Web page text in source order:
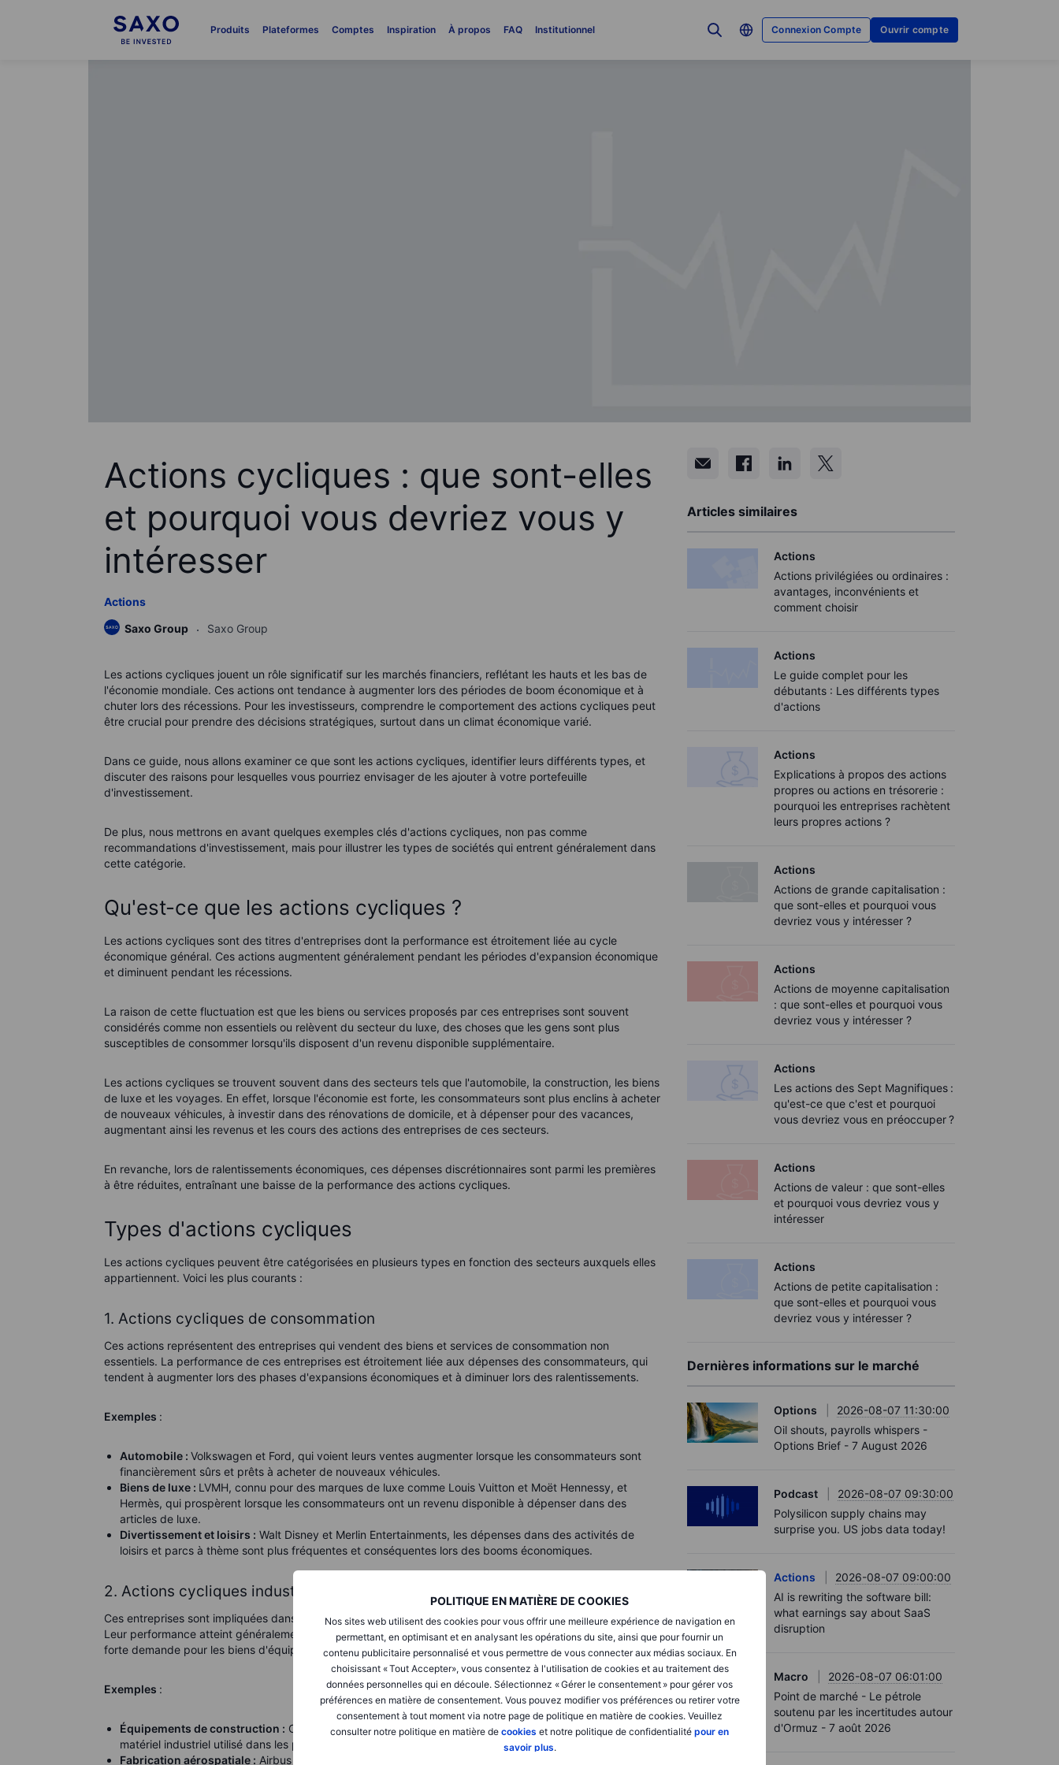
Produits Plateformes Comptes Inspiration À propos FAQ Institutionnel Connexion Compte Ouvrir compte
POLITIQUE EN MATIÈRE DE COOKIES
Nos sites web utilisent des cookies pour vous offrir une meilleure expérience de navigation en
permettant, en optimisant et en analysant les opérations du site, ainsi que pour fournir un
contenu publicitaire personnalisé et vous permettre de vous connecter aux médias sociaux. En
choisissant « Tout Accepter», vous consentez à l'utilisation de cookies et au traitement des
données personnelles qui en découle. Sélectionnez « Gérer le consentement » pour gérer vos
préférences en matière de consentement. Vous pouvez modifier vos préférences ou retirer votre
consentement à tout moment via notre page de politique en matière de cookies. Veuillez
consulter notre politique en matière de cookies et notre politique de confidentialité pour en
savoir plus.
Actions cycliques : que sont-elles
et pourquoi vous devriez vous y
intéresser
Actions
Saxo Group
Saxo Group
Les actions cycliques jouent un rôle significatif sur les marchés financiers, reflétant les hauts et les bas de
l'économie mondiale. Ces actions ont tendance à augmenter lors des périodes de boom économique et à
chuter lors des récessions. Pour les investisseurs, comprendre le comportement des actions cycliques peut
être crucial pour prendre des décisions stratégiques, surtout dans un climat économique varié.
Dans ce guide, nous allons examiner ce que sont les actions cycliques, identifier leurs différents types, et
discuter des raisons pour lesquelles vous pourriez envisager de les ajouter à votre portefeuille
d'investissement.
De plus, nous mettrons en avant quelques exemples clés d'actions cycliques, non pas comme
recommandations d'investissement, mais pour illustrer les types de sociétés qui entrent généralement dans
cette catégorie.
Qu'est-ce que les actions cycliques ?
Les actions cycliques sont des titres d'entreprises dont la performance est étroitement liée au cycle
économique général. Ces actions augmentent généralement pendant les périodes d'expansion économique
et diminuent pendant les récessions.
La raison de cette fluctuation est que les biens ou services proposés par ces entreprises sont souvent
considérés comme non essentiels ou relèvent du secteur du luxe, des choses que les gens sont plus
susceptibles de consommer lorsqu'ils disposent d'un revenu disponible supplémentaire.
Les actions cycliques se trouvent souvent dans des secteurs tels que l'automobile, la construction, les biens
de luxe et les voyages. En effet, lorsque l'économie est forte, les consommateurs sont plus enclins à acheter
de nouveaux véhicules, à investir dans des rénovations de domicile, et à dépenser pour des vacances,
augmentant ainsi les revenus et les cours des actions des entreprises de ces secteurs.
En revanche, lors de ralentissements économiques, ces dépenses discrétionnaires sont parmi les premières
à être réduites, entraînant une baisse de la performance des actions cycliques.
Types d'actions cycliques
Les actions cycliques peuvent être catégorisées en plusieurs types en fonction des secteurs auxquels elles
appartiennent. Voici les plus courants :
1. Actions cycliques de consommation
Ces actions représentent des entreprises qui vendent des biens et services de consommation non
essentiels. La performance de ces entreprises est étroitement liée aux dépenses des consommateurs, qui
tendent à augmenter lors des phases d'expansions économiques et à diminuer lors des ralentissements.
Exemples :
Automobile : Volkswagen et Ford, qui voient leurs ventes augmenter lorsque les consommateurs sont
financièrement sûrs et prêts à acheter de nouveaux véhicules.
Biens de luxe : LVMH, connu pour des marques de luxe comme Louis Vuitton et Moët Hennessy, et
Hermès, qui prospèrent lorsque les consommateurs ont un revenu disponible à dépenser dans des
articles de luxe.
Divertissement et loisirs : Walt Disney et Merlin Entertainments, les dépenses dans des activités de
loisirs et parcs à thème sont plus fréquentes et conséquentes lors des booms économiques.
2. Actions cycliques industrielles
Ces entreprises sont impliquées dans des secteurs tels que la fabrication, la construction et l'infrastructure.
Leur performance atteint généralement son apogée lors des périodes de croissance économique, face à une
forte demande pour les biens d'équipement et les projets de construction.
Exemples :
Équipements de construction : Caterpillar et Komatsu, qui produisent des machines lourdes et du
matériel industriel utilisé dans les projets de construction et d'infrastructure.
Fabrication aérospatiale : Airbus et Boeing, qui dépendent de la demande pour les avions commerciaux
Articles similaires
Actions
Actions privilégiées ou ordinaires :
avantages, inconvénients et
comment choisir
Actions
Le guide complet pour les
débutants : Les différents types
d'actions
Actions
Explications à propos des actions
propres ou actions en trésorerie :
pourquoi les entreprises rachètent
leurs propres actions ?
Actions
Actions de grande capitalisation :
que sont-elles et pourquoi vous
devriez vous y intéresser ?
Actions
Actions de moyenne capitalisation
: que sont-elles et pourquoi vous
devriez vous y intéresser ?
Actions
Les actions des Sept Magnifiques :
qu'est-ce que c'est et pourquoi
vous devriez vous en préoccuper ?
Actions
Actions de valeur : que sont-elles
et pourquoi vous devriez vous y
intéresser
Actions
Actions de petite capitalisation :
que sont-elles et pourquoi vous
devriez vous y intéresser ?
Dernières informations sur le marché
Options
2026-08-07 11:30:00
Oil shouts, payrolls whispers -
Options Brief - 7 August 2026
Podcast
2026-08-07 09:30:00
Polysilicon supply chains may
surprise you. US jobs data today!
Actions
2026-08-07 09:00:00
AI is rewriting the software bill:
what earnings say about SaaS
disruption
Macro
2026-08-07 06:01:00
Point de marché - Le pétrole
soutenu par les incertitudes autour
d'Ormuz - 7 août 2026